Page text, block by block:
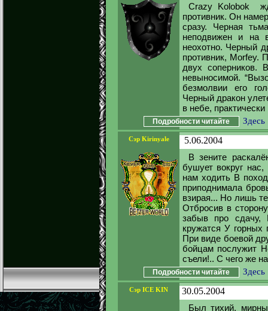
Crazy Kolobok
противник. Он
сразу. Черная
неподвижен и на
неохотно. Черный
противник, Morfey.
двух соперников.
невыносимой.
безмолвии его
Черный дракон
в небе,
Подробности читайте Здесь
Сэр Kirinyale
5.06.2004
В зените
бушует вокруг
нам ходить В
приподнимала
взирая... Но лишь
Отбросив в
забыв про сдачу,
кружатся У горных
При виде боевой
бойцам послужит
съели!.. С чего же
Подробности читайте Здесь
Сэр ICE KIN
30.05.2004
Был тихий,